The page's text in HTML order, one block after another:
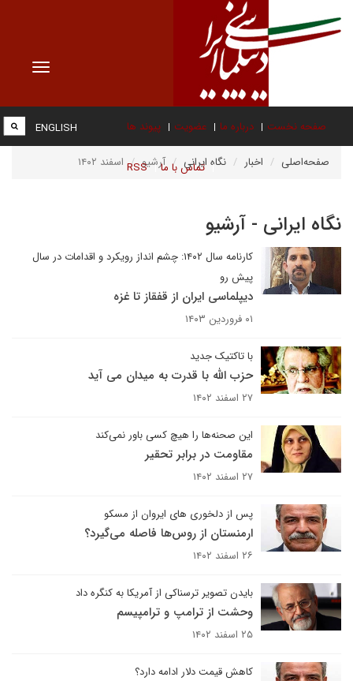
Toggle
صفحه نخست درباره ما عضویت پیوند ها
تماس با ما RSS
ENGLISH
صفحه‌اصلی اخبار نگاه ایرانی آرشیو اسفند ۱۴۰۲
نگاه ایرانی - آرشیو
کارنامه سال ۱۴۰۲: چشم انداز رویکرد و اقدامات در سال
پیش رو
دیپلماسی ایران از قفقاز تا غزه
۰۱ فروردین ۱۴۰۳
با تاکتیک جدید
حزب الله با قدرت به میدان می آید
۲۷ اسفند ۱۴۰۲
این صحنه‌ها را هیچ کسی باور نمی‌کند
مقاومت در برابر تحقیر
۲۷ اسفند ۱۴۰۲
پس از دلخوری های ایروان از مسکو
ارمنستان از روس‌ها فاصله می‌گیرد؟
۲۶ اسفند ۱۴۰۲
بایدن تصویر ترسناکی از آمریکا به کنگره داد
وحشت از ترامپ و ترامپیسم
۲۵ اسفند ۱۴۰۲
کاهش قیمت دلار ادامه دارد؟